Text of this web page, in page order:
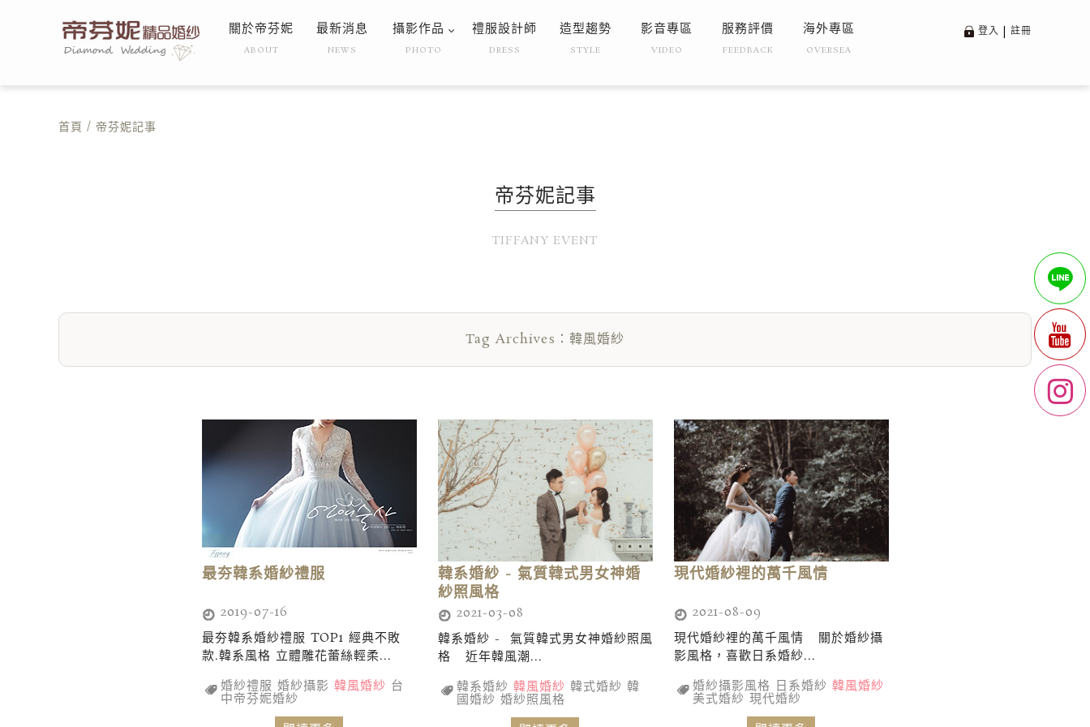
關於帝芬妮
ABOUT
最新消息
NEWS
攝影作品
PHOTO
禮服設計師
DRESS
造型趨勢
STYLE
影音專區
VIDEO
服務評價
FEEDBACK
海外專區
OVERSEA
登入 註冊
首頁 / 帝芬妮記事
帝芬妮記事
TIFFANY EVENT
Tag Archives：韓風婚紗
最夯韓系婚紗禮服
2019-07-16
最夯韓系婚紗禮服 TOP1 經典不敗
款.韓系風格 立體雕花蕾絲輕柔...
婚紗禮服 婚紗攝影 韓風婚紗 台
中帝芬妮婚紗
韓系婚紗 - 氣質韓式男女神婚
紗照風格
2021-03-08
韓系婚紗 - 氣質韓式男女神婚紗照風
格 近年韓風潮...
韓系婚紗 韓風婚紗 韓式婚紗 韓
國婚紗 婚紗照風格
現代婚紗裡的萬千風情
2021-08-09
現代婚紗裡的萬千風情 關於婚紗攝
影風格，喜歡日系婚紗...
婚紗攝影風格 日系婚紗 韓風婚紗
美式婚紗 現代婚紗